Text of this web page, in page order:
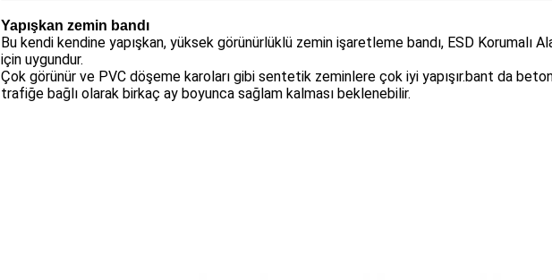
Yapışkan zemin bandı
Bu kendi kendine yapışkan, yüksek görünürlüklü zemin işaretleme bandı, ESD Korumalı
için uygundur.
Çok görünür ve PVC döşeme karoları gibi sentetik zeminlere çok iyi yapışır.bant da
trafiğe bağlı olarak birkaç ay boyunca sağlam kalması beklenebilir.